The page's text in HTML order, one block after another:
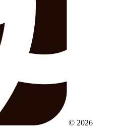
© 2026